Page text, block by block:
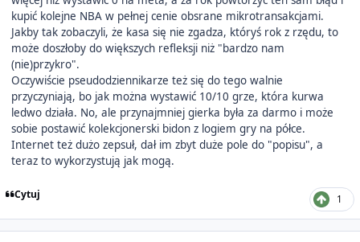
kupić kolejne NBA w pełnej cenie obsrane mikrotransakcjami.
Jakby tak zobaczyli, że kasa się nie zgadza, któryś rok z rzędu, to
może doszłoby do większych refleksji niż "bardzo nam
(nie)przykro".
Oczywiście pseudodziennikarze też się do tego walnie
przyczyniają, bo jak można wystawić 10/10 grze, która kurwa
ledwo działa. No, ale przynajmniej gierka była za darmo i może
sobie postawić kolekcjonerski bidon z logiem gry na półce.
Internet też dużo zepsuł, dał im zbyt duże pole do "popisu", a
teraz to wykorzystują jak mogą.
Cytuj 1